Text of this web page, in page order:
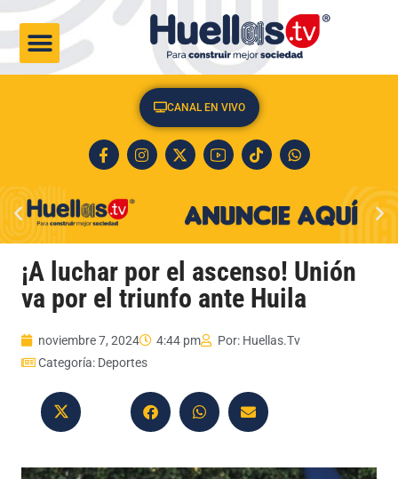
CANAL EN VIVO
¡A luchar por el ascenso! Unión
va por el triunfo ante Huila
noviembre 7, 2024 4:44 pm Por: Huellas.Tv
Categoría: Deportes